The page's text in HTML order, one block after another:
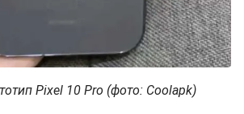
Pixel 10 Pro (фото: Coolapk)